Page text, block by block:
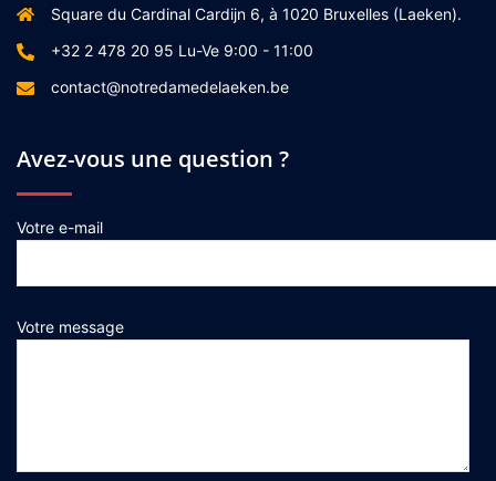
Square du Cardinal Cardijn 6, à 1020 Bruxelles (Laeken).
+32 2 478 20 95 Lu-Ve 9:00 - 11:00
contact@notredamedelaeken.be
Avez-vous une question ?
Votre e-mail
Votre message